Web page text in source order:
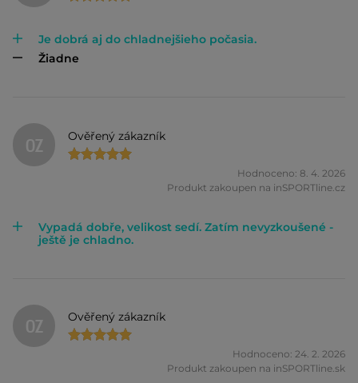
Je dobrá aj do chladnejšieho počasia.
Žiadne
OZ Ověřený zákazník
Hodnoceno: 8. 4. 2026
Produkt zakoupen na inSPORTline.cz
Vypadá dobře, velikost sedí. Zatím nevyzkoušené -
ještě je chladno.
OZ Ověřený zákazník
Hodnoceno: 24. 2. 2026
Produkt zakoupen na inSPORTline.sk